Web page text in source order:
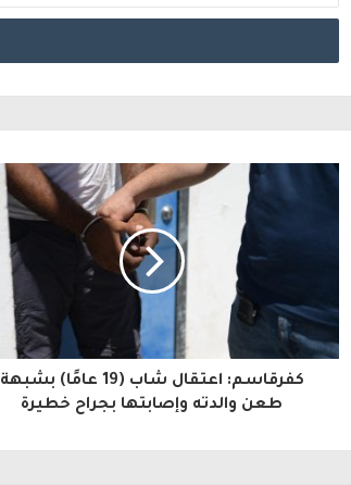
د
خ
ل
ب
ر
ل
كفرقاسم: اعتقال شاب (19 عامًا) بشبهة
طعن والدته وإصابتها بجراح خطيرة